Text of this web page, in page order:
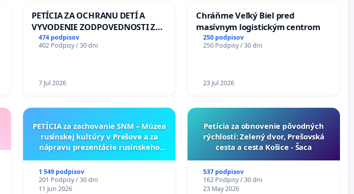
PETÍCIA ZA OCHRANU DETÍ A
VYVODENIE ZODPOVEDNOSTI ZA
DLHOROČNÚ NEČINNOSŤ A
ZLYHANIE ŠTÁTU
474 podpisov
402 Podpisy / 30 dni
7 Jul 2026
Chráňme Veľký Biel pred
masívnym logistickým centrom
250 podpisov
250 Podpisy / 30 dni
23 Jul 2026
PETÍCIA za zachovanie SNM – Múzea
rusínskej kultúry v Prešove a za
nápravu prezentácie rusínskeho
Múzeu ukrajinskej kultúry vo
Svidníku
1 549 podpisov
201 Podpisy / 30 dni
11 Jun 2026
​Petícia za obnovenie pôvodných
rýchlostí: Zelený dvor, Prešovská
cesta a cesta Košice - Šaca
537 podpisov
162 Podpisy / 30 dni
23 May 2026